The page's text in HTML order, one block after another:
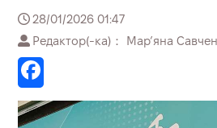
28/01/2026 01:47
Редактор(-ка)： Марʼяна